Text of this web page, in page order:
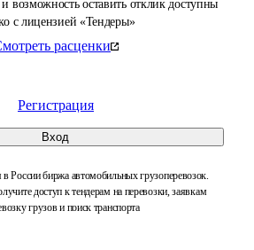
возможность оставить отклик доступны
с лицензией «Тендеры»
расценки
Регистрация
Вход
биржа автомобильных грузоперевозок.
доступ к тендерам на перевозки, заявкам
грузов и поиск транспорта